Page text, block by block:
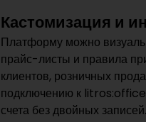
Кастомизация и
Платформу можно
прайс-листы и правила
клиентов, розничных
подключению к litros:office
счета без двойных записей.